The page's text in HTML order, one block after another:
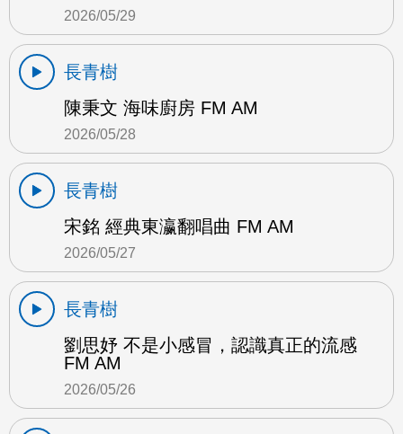
2026/05/29
長青樹
陳秉文 海味廚房 FM AM
2026/05/28
長青樹
宋銘 經典東瀛翻唱曲 FM AM
2026/05/27
長青樹
劉思妤 不是小感冒，認識真正的流感
FM AM
2026/05/26